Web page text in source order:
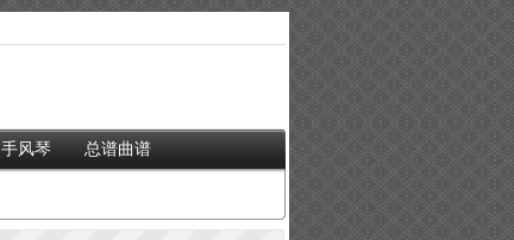
手风琴 总谱曲谱